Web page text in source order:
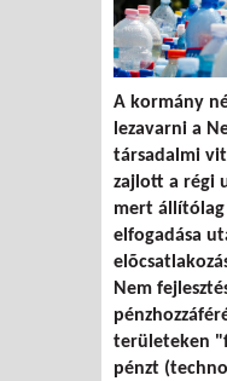
A kormány
lezavarni a
társadalmi
zajlott a régi
mert állítólag
elfogadása
Nem
területeken
pénzt